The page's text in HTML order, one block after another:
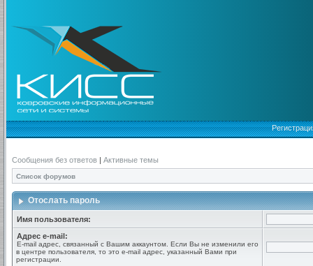
Сообщения без ответов | Активные темы
Список форумов
Отослать пароль
Имя пользователя:
Адрес e-mail:
E-mail адрес, связанный с Вашим аккаунтом. Если Вы не изменили его
в центре пользователя, то это e-mail адрес, указанный Вами при
регистрации.